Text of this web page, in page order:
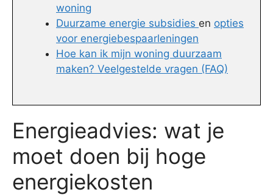
woning
Duurzame energie subsidies en opties
voor energiebespaarleningen
Hoe kan ik mijn woning duurzaam
maken? Veelgestelde vragen (FAQ)
Energieadvies: wat je
moet doen bij hoge
energiekosten